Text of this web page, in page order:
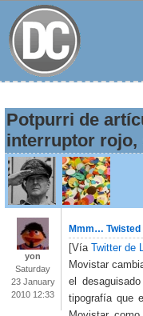
Potpurri de
interruptor rojo,
yon
Saturday
23 January
2010 12:33
Mmm… Twisted
[Vía Twitter de
Movistar
el
tipografía que